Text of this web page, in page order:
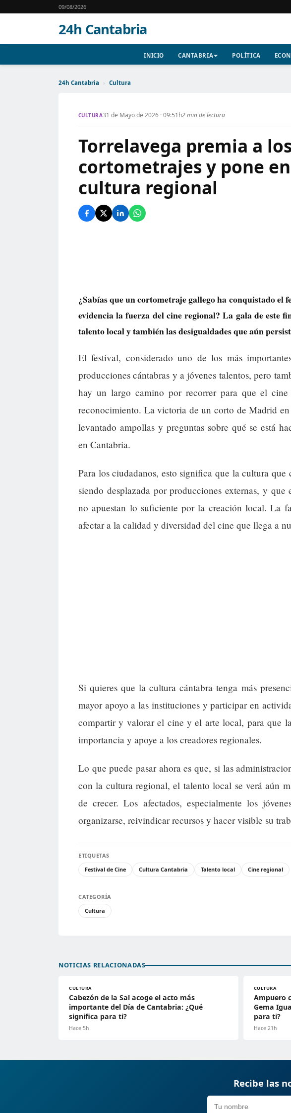
09/08/2026
24h Cantabria
INICIO CANTABRIA POLÍTICA
24h Cantabria › Cultura
CULTURA31 de Mayo de 2026 · 09:51h2 min de lectura
Torrelavega premia a
cortometrajes y pone
cultura regional
¿Sabías que un cortometraje gallego ha conquistado el
evidencia la fuerza del cine regional? La gala de este
talento local y también las desigualdades que aún
El festival, considerado uno de los más
producciones cántabras y a jóvenes talentos, pero
hay un largo camino por recorrer para que el
reconocimiento. La victoria de un corto de Madrid
levantado ampollas y preguntas sobre qué se está
en Cantabria.
Para los ciudadanos, esto significa que la cultura que
siendo desplazada por producciones externas, y
no apuestan lo suficiente por la creación local. La
afectar a la calidad y diversidad del cine que llega a
Si quieres que la cultura cántabra tenga más
mayor apoyo a las instituciones y participar en
compartir y valorar el cine y el arte local, para que
importancia y apoye a los creadores regionales.
Lo que puede pasar ahora es que, si las
con la cultura regional, el talento local se verá aún
de crecer. Los afectados, especialmente los
organizarse, reivindicar recursos y hacer visible su
ETIQUETAS
Festival de Cine
Cultura Cantabria Talento local Cine regional
CATEGORÍA
Cultura
NOTICIAS RELACIONADAS
CULTURA
Cabezón de la Sal acoge el acto más
importante del Día de Cantabria: ¿Qué
significa para ti?
Hace 5h
CULTURA
Ampuero
Gema
para ti?
Hace 21h
Recibe las